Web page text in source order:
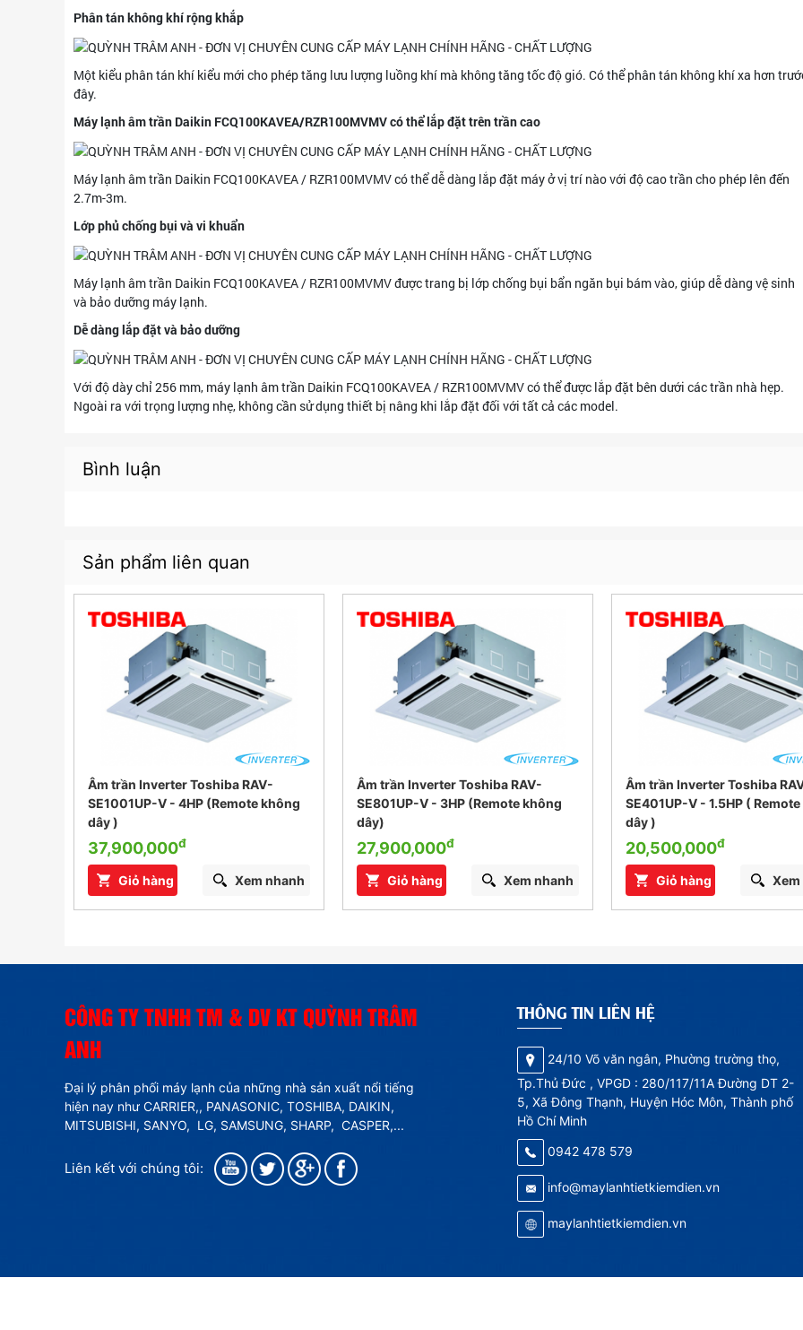
Phân tán không khí rộng khắp
Một kiểu phân tán khí kiểu mới cho phép tăng lưu lượng luồng khí mà không tăng tốc độ gió. Có thể phân tán không khí xa hơn
đây.
Máy lạnh âm trần Daikin FCQ100KAVEA/RZR100MVMV có thể lắp đặt trên trần cao
Máy lạnh âm trần Daikin FCQ100KAVEA / RZR100MVMV có thể dễ dàng lắp đặt máy ở vị trí nào với độ cao trần cho phép lên đến
2.7m-3m.
Lớp phủ chống bụi và vi khuẩn
Máy lạnh âm trần Daikin FCQ100KAVEA / RZR100MVMV được trang bị lớp chống bụi bẩn ngăn bụi bám vào, giúp dễ dàng vệ sinh
và bảo dưỡng máy lạnh.
Dễ dàng lắp đặt và bảo dưỡng
Với độ dày chỉ 256 mm, máy lạnh âm trần Daikin FCQ100KAVEA / RZR100MVMV có thể được lắp đặt bên dưới các trần nhà hẹp.
Ngoài ra với trọng lượng nhẹ, không cần sử dụng thiết bị nâng khi lắp đặt đối với tất cả các model.
Bình luận
Sản phẩm liên quan
Âm trần Inverter Toshiba RAV-
SE1001UP-V - 4HP (Remote không
dây )
37,900,000đ
Giỏ hàng Xem nhanh
Âm trần Inverter Toshiba RAV-
SE801UP-V - 3HP (Remote không
dây)
27,900,000đ
Giỏ hàng Xem nhanh
Âm trần Inverter Toshiba
SE401UP-V - 1.5HP (
dây )
20,500,000đ
Giỏ hàng
CÔNG TY TNHH TM & DV KT QUỲNH TRÂM
ANH
Đại lý phân phối máy lạnh của những nhà sản xuất nổi tiếng
hiện nay như CARRIER,, PANASONIC, TOSHIBA, DAIKIN,
MITSUBISHI, SANYO, LG, SAMSUNG, SHARP, CASPER,...
Liên kết với chúng tôi:
THÔNG TIN LIÊN HỆ
24/10 Võ văn ngân, Phường trường thọ,
Tp.Thủ Đức , VPGD : 280/117/11A Đường DT 2-
5, Xã Đông Thạnh, Huyện Hóc Môn, Thành phố
Hồ Chí Minh
0942 478 579
info@maylanhtietkiemdien.vn
maylanhtietkiemdien.vn